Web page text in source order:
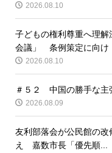
2026.08.10
子どもの権利尊重へ理
会議」 条例策定に向け
2026.08.10
＃５２ 中国の勝手な
2026.08.09
友利部落会が公民館の
え 嘉数市長「優先順...